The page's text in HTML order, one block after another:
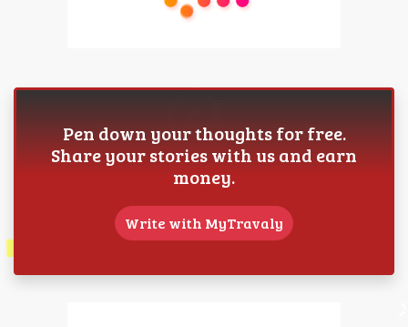
Pen down your thoughts for free.
Share your stories with us and earn
money.
Write with MyTravaly